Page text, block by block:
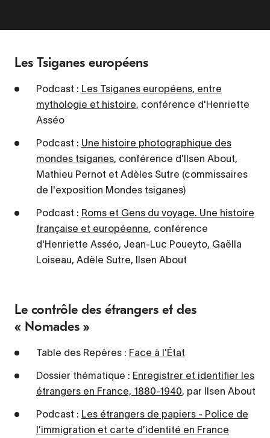
Les Tsiganes européens
Podcast : Les Tsiganes européens, entre
mythologie et histoire, conférence d'Henriette
Asséo
Podcast : Une histoire photographique des
mondes tsiganes, conférence d'Ilsen About,
Mathieu Pernot et Adèles Sutre (commissaires
de l'exposition Mondes tsiganes)
Podcast : Roms et Gens du voyage. Une histoire
française et européenne, conférence
d'Henriette Asséo, Jean-Luc Poueyto, Gaëlla
Loiseau, Adèle Sutre, Ilsen About
Le contrôle des étrangers et des
« Nomades »
Table des Repères : Face à l'État
Dossier thématique : Enregistrer et identifier les
étrangers en France, 1880-1940, par Ilsen About
Podcast : Les étrangers de papiers - Police de
l’immigration et carte d’identité en France